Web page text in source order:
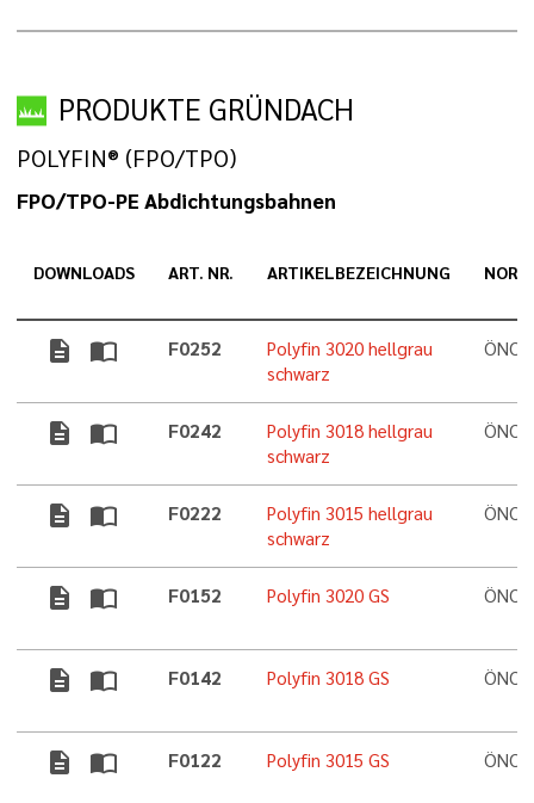
PRODUKTE GRÜNDACH
POLYFIN® (FPO/TPO)
FPO/TPO-PE Abdichtungsbahnen
DOWNLOADS ART. NR. ARTIKELBEZEICHNUNG
description import_contacts F0252
Polyfin 3020 hellgrau
schwarz
description import_contacts F0242
Polyfin 3018 hellgrau
schwarz
description import_contacts F0222
Polyfin 3015 hellgrau
schwarz
description import_contacts F0152 Polyfin 3020 GS
description import_contacts F0142 Polyfin 3018 GS
description import_contacts F0122 Polyfin 3015 GS